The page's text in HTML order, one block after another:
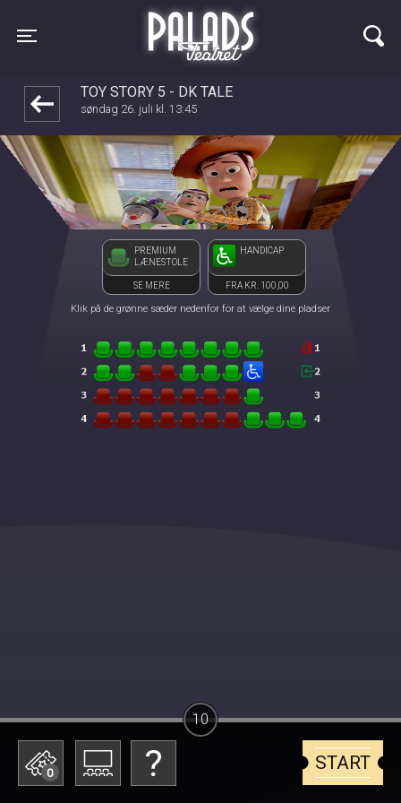
Toggle navigation
Palads Teatret
TOY STORY 5 - DK TALE
søndag 26. juli kl. 13:45
PREMIUM
LÆNESTOLE
SE MERE
HANDICAP
FRA KR. 100,00
Klik på de grønne sæder nedenfor for at vælge dine pladser
0 START
10
front05-temp 044621